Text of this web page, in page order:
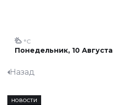
Понедельник, 10 Августа
°C
Назад
НОВОСТИ